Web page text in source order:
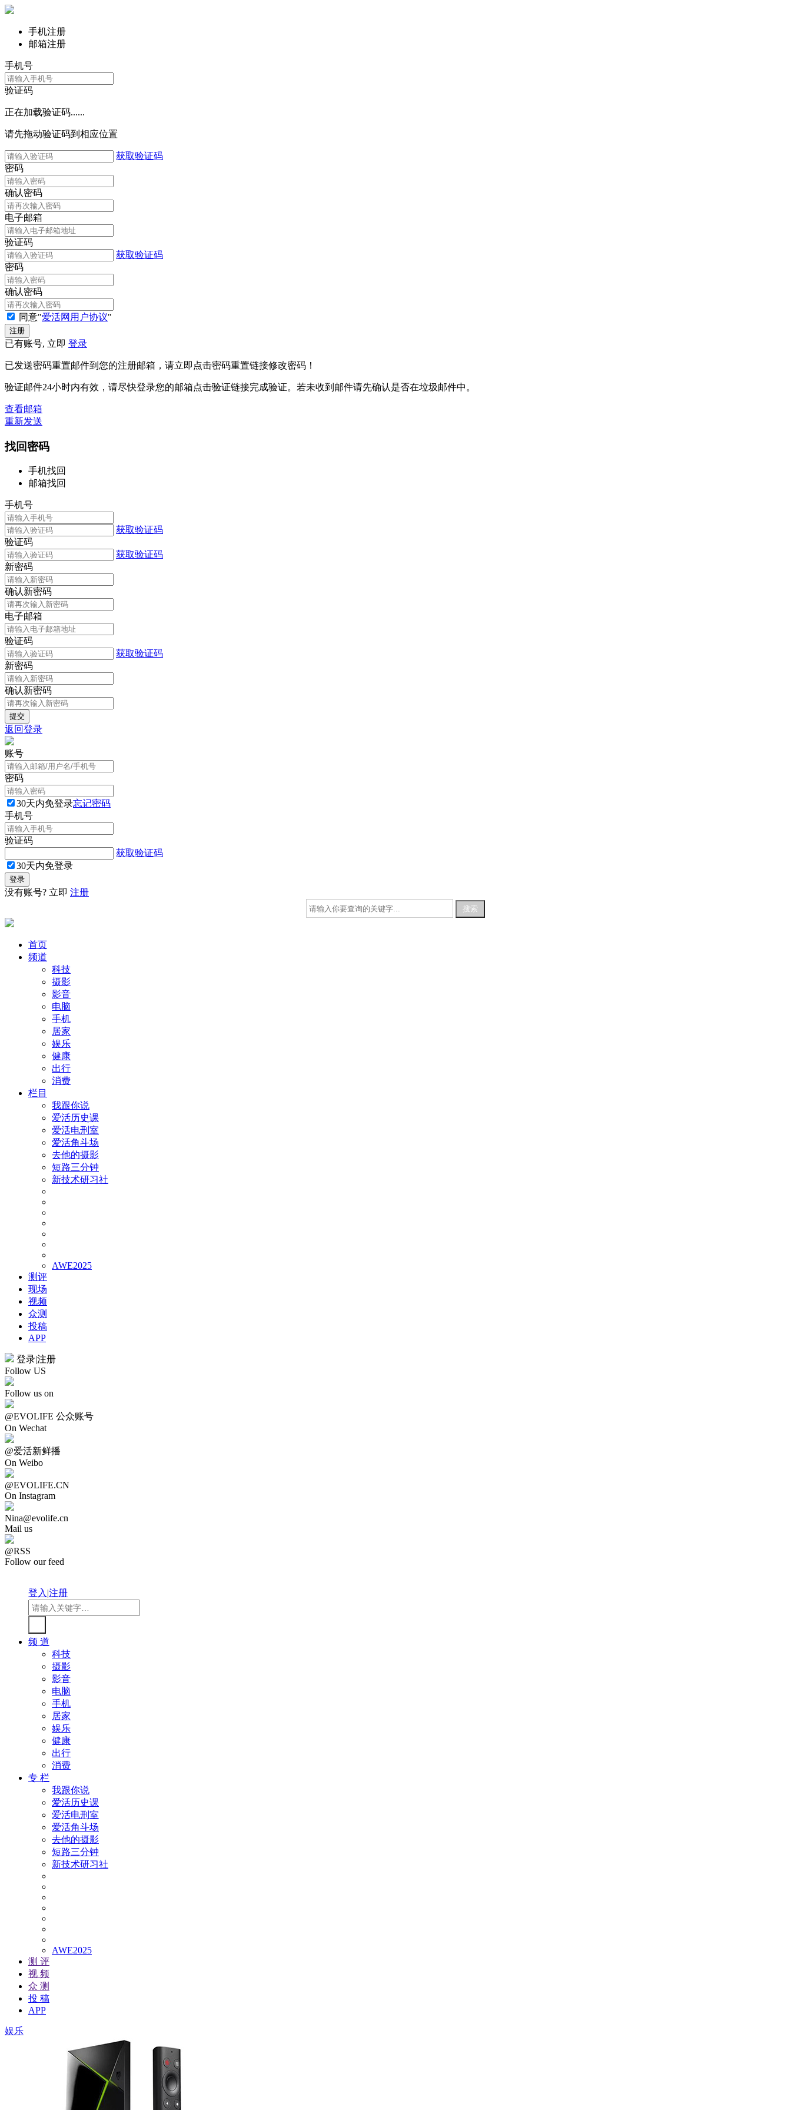
手机注册
邮箱注册
手机号
验证码
正在加载验证码......
请先拖动验证码到相应位置
获取验证码
密码
确认密码
电子邮箱
验证码
获取验证码
密码
确认密码
同意"爱活网用户协议"
已有账号, 立即 登录
已发送密码重置邮件到您的注册邮箱，请立即点击密码重置链接修改密码！
验证邮件24小时内有效，请尽快登录您的邮箱点击验证链接完成验证。若未收到邮件请先确认是否在垃圾邮件中。
查看邮箱
重新发送
找回密码
手机找回
邮箱找回
手机号
获取验证码
验证码
获取验证码
新密码
确认新密码
电子邮箱
验证码
获取验证码
新密码
确认新密码
返回登录
账号
密码
30天内免登录忘记密码
手机号
验证码
获取验证码
30天内免登录
没有账号? 立即 注册
首页
频道
科技
摄影
影音
电脑
手机
居家
娱乐
健康
出行
消费
栏目
我跟你说
爱活历史课
爱活电刑室
爱活角斗场
去他的摄影
短路三分钟
新技术研习社
AWE2025
测评
现场
视频
众测
投稿
APP
登录|注册
Follow US
Follow us on
@EVOLIFE 公众账号
On Wechat
@爱活新鲜播
On Weibo
@EVOLIFE.CN
On Instagram
Nina@evolife.cn
Mail us
@RSS
Follow our feed
登入|注册
频 道
科技
摄影
影音
电脑
手机
居家
娱乐
健康
出行
消费
专 栏
我跟你说
爱活历史课
爱活电刑室
爱活角斗场
去他的摄影
短路三分钟
新技术研习社
AWE2025
测 评
视 频
众 测
投 稿
APP
娱乐